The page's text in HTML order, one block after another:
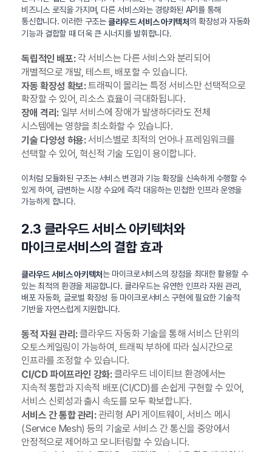
비즈니스 로직을 가지며, 다른 서비스와는 경량화된 API를 통해
통신합니다. 이러한 구조는클라우드 서비스 아키텍처의 확장성과 자동화
기능과 결합할 때 더욱 큰 시너지를 발휘합니다.
독립적인 배포:각 서비스는 다른 서비스와 분리되어
개별적으로 개발, 테스트, 배포할 수 있습니다.
자동 확장성 확보:트래픽이 몰리는 특정 서비스만 선택적으로
확장할 수 있어, 리소스 효율이 극대화됩니다.
장애 격리:일부 서비스에 장애가 발생하더라도 전체
시스템에는 영향을 최소화할 수 있습니다.
기술 다양성 허용:서비스별로 최적의 언어나 프레임워크를
선택할 수 있어, 혁신적 기술 도입이 용이합니다.
이처럼 모듈화된 구조는 서비스 변경과 기능 확장을 신속하게 수행할 수
있게 하여, 급변하는 시장 수요에 즉각 대응하는 민첩한 인프라 운영을
가능하게 합니다.
2.3 클라우드 서비스 아키텍처와
마이크로서비스의 결합 효과
클라우드 서비스 아키텍처는 마이크로서비스의 장점을 최대한 활용할 수
있는 최적의 환경을 제공합니다. 클라우드는 유연한 인프라 자원 관리,
배포 자동화, 글로벌 확장성 등 마이크로서비스 구현에 필요한 기술적
기반을 자연스럽게 지원합니다.
동적 자원 관리:클라우드 자동화 기술을 통해 서비스 단위의
오토스케일링이 가능하여, 트래픽 부하에 따라 실시간으로
인프라를 조정할 수 있습니다.
CI/CD 파이프라인 강화:클라우드 네이티브 환경에서는
지속적 통합과 지속적 배포(CI/CD)를 손쉽게 구현할 수 있어,
서비스 신뢰성과 출시 속도를 모두 확보합니다.
서비스 간 통합 관리:관리형 API 게이트웨이, 서비스 메시
(Service Mesh) 등의 기술로 서비스 간 통신을 중앙에서
안정적으로 제어하고 모니터링할 수 있습니다.